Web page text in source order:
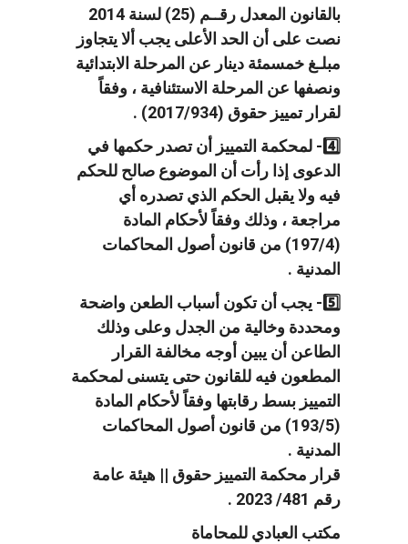
بالقانون المعدل رقــم (25) لسنة 2014
نصت على أن الحد الأعلى يجب ألا يتجاوز
مبلـغ خمسمئة دينار عن المرحلة الابتدائية
ونصفها عن المرحلة الاستئنافية ، وفقاً
لقرار تمييز حقوق (2017/934) .
4️⃣- لمحكمة التمييز أن تصدر حكمها في
الدعوى إذا رأت أن الموضوع صالح للحكم
فيه ولا يقبل الحكم الذي تصدره أي
مراجعة ، وذلك وفقاً لأحكام المادة
(197/4) من قانون أصول المحاكمات
المدنية .
5️⃣- يجب أن تكون أسباب الطعن واضحة
ومحددة وخالية من الجدل وعلى وذلك
الطاعن أن يبين أوجه مخالفة القرار
المطعون فيه للقانون حتى يتسنى لمحكمة
التمييز بسط رقابتها وفقاً لأحكام المادة
(193/5) من قانون أصول المحاكمات
المدنية .
قرار محكمة التمييز حقوق || هيئة عامة
رقم 481/ 2023 .
مكتب العبادي للمحاماة